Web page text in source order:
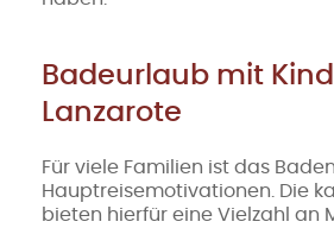
Badeurlaub mit
Lanzarote
Für viele Familien ist das
Hauptreisemotivationen. Die
bieten hierfür eine Vielzahl an